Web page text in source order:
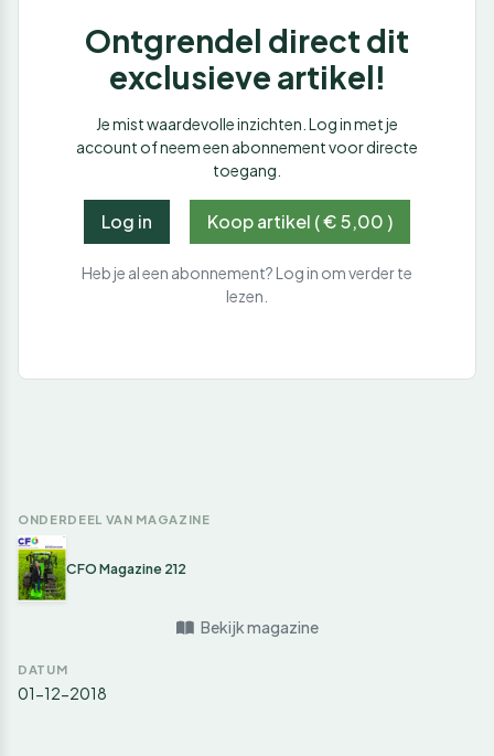
Ontgrendel direct dit
exclusieve artikel!
Je mist waardevolle inzichten. Log in met je
account of neem een abonnement voor directe
toegang.
Log in Koop artikel ( € 5,00 )
Heb je al een abonnement? Log in om verder te
lezen.
ONDERDEEL VAN MAGAZINE
CFO Magazine 212
Bekijk magazine
DATUM
01-12-2018